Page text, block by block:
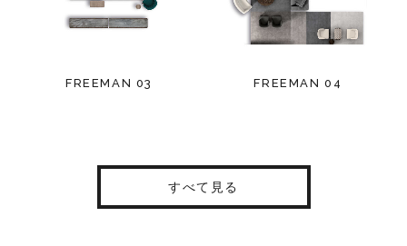
FREEMAN 03 FREEMAN 04
すべて見る